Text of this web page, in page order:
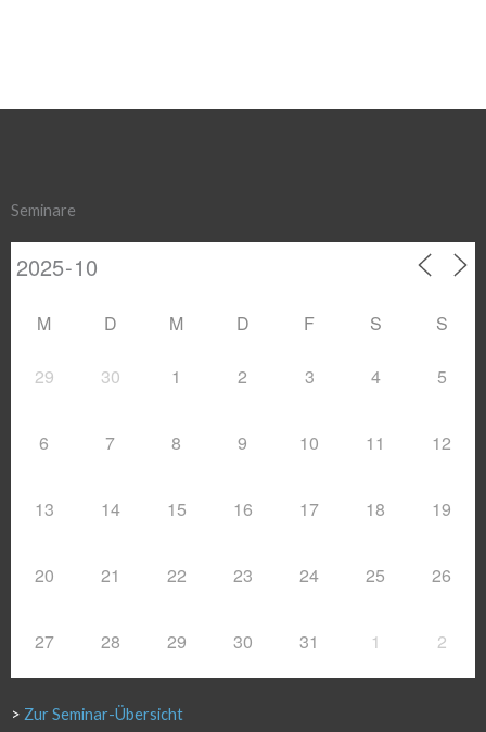
Seminare
M D M D F S S
29 30 1 2 3 4 5
6 7 8 9 10 11 12
13 14 15 16 17 18 19
20 21 22 23 24 25 26
27 28 29 30 31 1 2
> Zur Seminar-Übersicht